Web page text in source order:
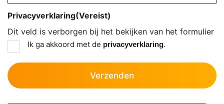
Dit veld is verborgen bij het bekijken van het formulier
Privacyverklaring(Vereist)
Ik ga akkoord met de privacyverklaring.